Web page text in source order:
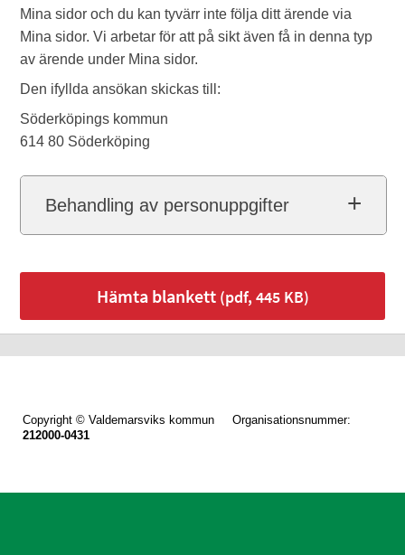
Mina sidor och du kan tyvärr inte följa ditt ärende via
Mina sidor. Vi arbetar för att på sikt även få in denna typ
av ärende under Mina sidor.
Den ifyllda ansökan skickas till:
Söderköpings kommun
614 80 Söderköping
Behandling av personuppgifter
Hämta blankett(pdf, 445 KB)
Copyright © Valdemarsviks kommun Organisationsnummer:
212000-0431